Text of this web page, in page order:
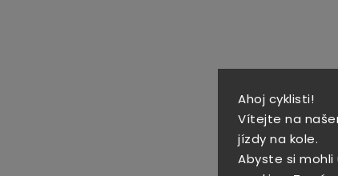
Ahoj cyklisti!
Vítejte na
jízdy na kole.
Abyste si